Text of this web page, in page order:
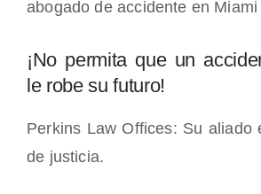
abogado de accidente en Miami
¡No permita que un
le robe su futuro!
Perkins Law Offices: Su aliado
de justicia.